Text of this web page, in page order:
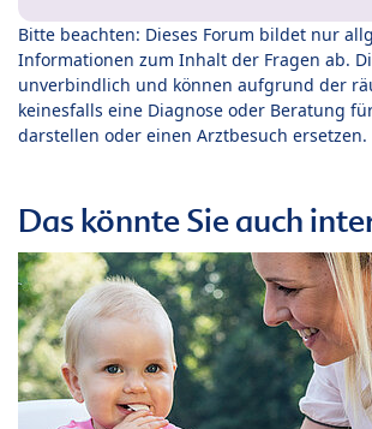
Bitte beachten: Dieses Forum bildet nur
Informationen zum Inhalt der Fragen ab.
unverbindlich und können aufgrund der
keinesfalls eine Diagnose oder Beratung
darstellen oder einen Arztbesuch ersetzen.
Das könnte Sie auch